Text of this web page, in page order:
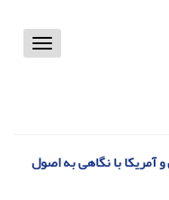
Toggle
با نگاهی به اصول